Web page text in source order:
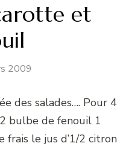
et
2009
des salades…. Pour 4
bulbe de fenouil 1
le jus d’1/2 citron